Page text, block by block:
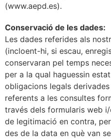
(www.aepd.es).
Conservació de les dades:
Les dades referides als
(incloent-hi, si escau,
conservaran pel temps
per a la qual haguessin
obligacions legals
referents a les consultes
través dels formularis web
de legitimació en contra,
des de la data en què van